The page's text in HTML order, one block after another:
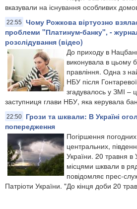
вказували на існування особливих
22:55
Чому Рожкова віртуозно
проблеми "Платинум-банку", -
розслідування (відео)
До приходу в
виконувала в цьому
правління. Одна з
НБУ після
згадувалось у ЗМІ –
заступниця глави НБУ, яка керувала
22:50
Грози та шквали: В Україні
попередження
Погіршення
центральних,
України. 20 травня в
місцями шквали в
повідомляє прес-
Патріоти України. "До кінця доби 20